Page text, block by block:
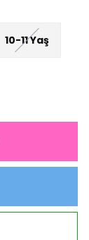
10-11 Yaş